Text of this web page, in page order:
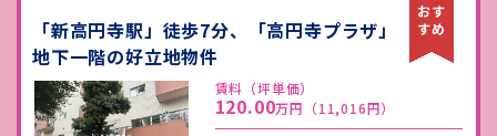
「新高円寺駅」徒歩7分、「高円寺プラザ」
地下一階の好立地物件
賃料（坪単価）
120.00万円 （11,016円）